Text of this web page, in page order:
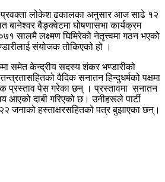
लोकेश ढकालका अनुसार आज साढे १२
बानेश्वर बैङ्क्वेटमा घोषणासभा कार्यक्रम
सालमै लक्ष्मण घिमिरेको नेतृत्त्वमा गठन भएको
संयोजक तोकिएको हो ।
समेत केन्द्रीय सदस्य शंकर भण्डारीको
वैदिक सनातन हिन्दुधर्मको पक्षमा
प्रस्ताव पेस गरेका छन् । प्रस्तावमा सनातन
आएको दाबी गरिएको छ। उनीहरूले पार्टी
जनाको हस्ताक्षरसहितको पत्र बुझाएका छन्।